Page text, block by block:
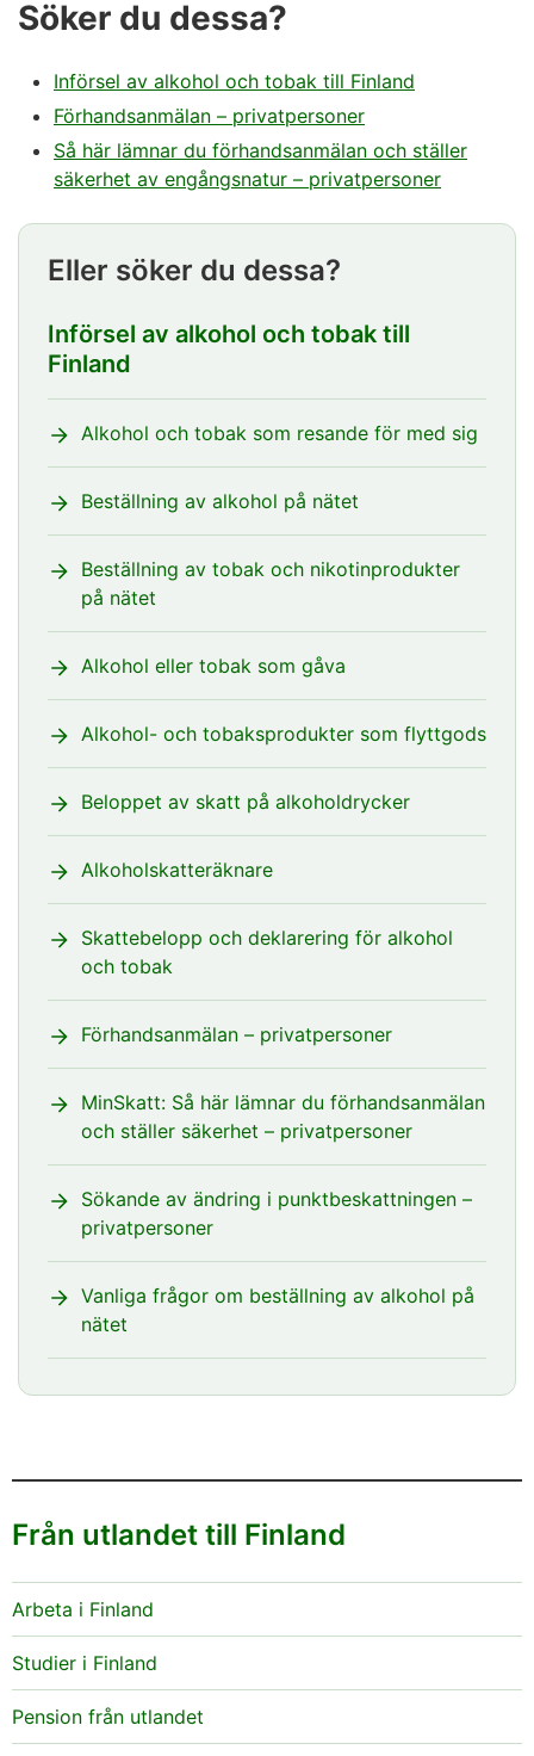
Söker du dessa?
Införsel av alkohol och tobak till Finland
Förhandsanmälan – privatpersoner
Så här lämnar du förhandsanmälan och ställer
säkerhet av engångsnatur – privatpersoner
Eller söker du dessa?
Införsel av alkohol och tobak till
Finland
Alkohol och tobak som resande för med sig
Beställning av alkohol på nätet
Beställning av tobak och nikotinprodukter
på nätet
Alkohol eller tobak som gåva
Alkohol- och tobaksprodukter som flyttgods
Beloppet av skatt på alkoholdrycker
Alkoholskatteräknare
Skattebelopp och deklarering för alkohol
och tobak
Förhandsanmälan – privatpersoner
MinSkatt: Så här lämnar du förhandsanmälan
och ställer säkerhet – privatpersoner
Sökande av ändring i punktbeskattningen –
privatpersoner
Vanliga frågor om beställning av alkohol på
nätet
Från utlandet till Finland
Arbeta i Finland
Studier i Finland
Pension från utlandet